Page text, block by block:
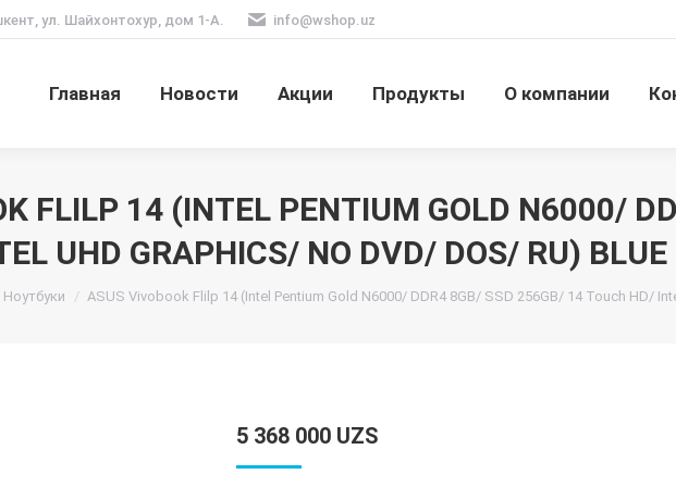
ул. Шайхонтохур, дом 1-А. info@wshop.uz
Главная Новости Акции Продукты О компании
FLILP 14 (INTEL PENTIUM GOLD N6000/
UHD GRAPHICS/ NO DVD/ DOS/ RU) BLUE
Ноутбуки ASUS Vivobook Flilp 14 (Intel Pentium Gold N6000/ DDR4 8GB/ SSD 256GB/ 14 Touch HD/
5 368 000 UZS